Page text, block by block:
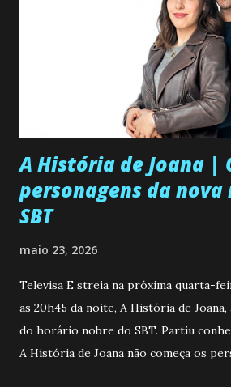
A História de Joana |
personagens da nova
SBT
maio 23, 2026
Televisa E streia na próxima quarta-
as 20h45 da noite, A História de Joana,
do horário nobre do SBT. Partiu
A História de Joana não começa os